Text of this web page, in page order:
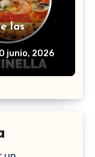
las
junio, 2026